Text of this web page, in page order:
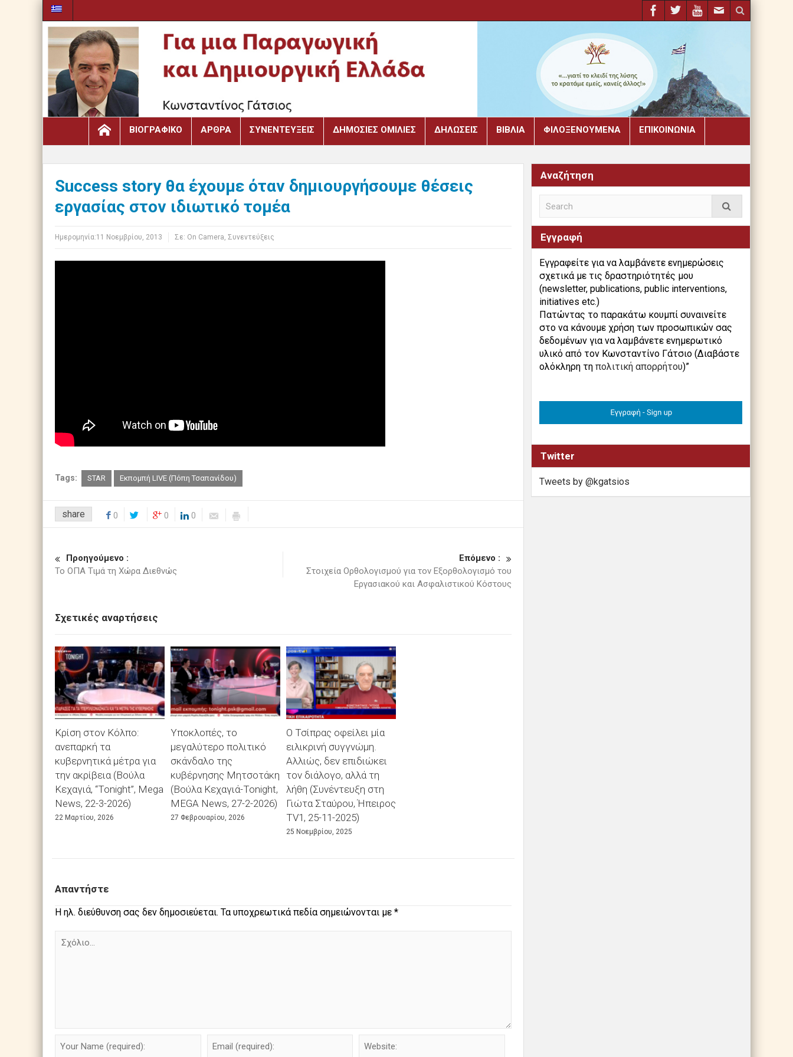
ΒΙΟΓΡΑΦΙΚΌ ΆΡΘΡΑ ΣΥΝΕΝΤΕΎΞΕΙΣ ΔΗΜΌΣΙΕΣ ΟΜΙΛΊΕΣ ΔΗΛΏΣΕΙΣ ΒΙΒΛΙΑ ΦΙΛΟΞΕΝΟΎΜΕΝΑ ΕΠΙΚΟΙΝΩΝΊΑ
Success story θα έχουμε όταν δημιουργήσουμε θέσεις
εργασίας στον ιδιωτικό τομέα
Ημερομηνία:11 Νοεμβρίου, 2013 Σε: Οn Camera, Συνεντεύξεις
Tags: STAR Εκπομπή LIVE (Πόπη Τσαπανίδου)
share 0 0 0
Προηγούμενο :
Το ΟΠΑ Τιμά τη Χώρα Διεθνώς
Επόμενο :
Στοιχεία Ορθολογισμού για τον Εξορθολογισμό του
Εργασιακού και Ασφαλιστικού Κόστους
Σχετικές αναρτήσεις
Κρίση στον Κόλπο:
ανεπαρκή τα
κυβερνητικά μέτρα για
την ακρίβεια (Βούλα
Κεχαγιά, “Tonight”, Mega
News, 22-3-2026)
22 Μαρτίου, 2026
Υποκλοπές, το
μεγαλύτερο πολιτικό
σκάνδαλο της
κυβέρνησης Μητσοτάκη
(Βούλα Κεχαγιά-Tonight,
MEGA News, 27-2-2026)
27 Φεβρουαρίου, 2026
Ο Τσίπρας οφείλει μία
ειλικρινή συγγνώμη.
Αλλιώς, δεν επιδιώκει
τον διάλογο, αλλά τη
λήθη (Συνέντευξη στη
Γιώτα Σταύρου, Ήπειρος
TV1, 25-11-2025)
25 Νοεμβρίου, 2025
Απαντήστε
Η ηλ. διεύθυνση σας δεν δημοσιεύεται. Τα υποχρεωτικά πεδία σημειώνονται με *
Αναζήτηση
Εγγραφή
Εγγραφείτε για να λαμβάνετε ενημερώσεις
σχετικά με τις δραστηριότητές μου
(newsletter, publications, public interventions,
initiatives etc.)
Πατώντας το παρακάτω κουμπί συναινείτε
στο να κάνουμε χρήση των προσωπικών σας
δεδομένων για να λαμβάνετε ενημερωτικό
υλικό από τον Κωνσταντίνο Γάτσιο (Διαβάστε
ολόκληρη τη πολιτική απορρήτου)”
Twitter
Tweets by @kgatsios